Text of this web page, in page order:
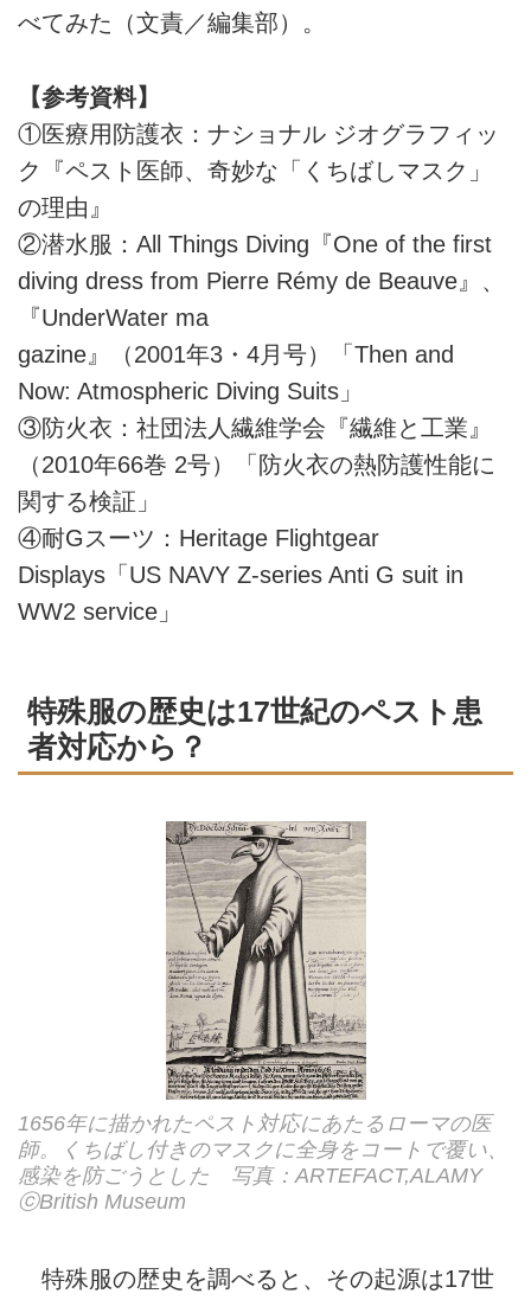
べてみた（文責／編集部）。
【参考資料】
①医療用防護衣：ナショナル ジオグラフィッ
ク『ペスト医師、奇妙な「くちばしマスク」
の理由』
②潜水服：All Things Diving『One of the first
diving dress from Pierre Rémy de Beauve』、
『UnderWater ma
gazine』（2001年3・4月号）「Then and
Now: Atmospheric Diving Suits」
③防火衣：社団法人繊維学会『繊維と工業』
（2010年66巻 2号）「防火衣の熱防護性能に
関する検証」
④耐Gスーツ：Heritage Flightgear
Displays「US NAVY Z-series Anti G suit in
WW2 service」
特殊服の歴史は17世紀のペスト患
者対応から？
1656年に描かれたペスト対応にあたるローマの医
師。くちばし付きのマスクに全身をコートで覆い、
感染を防ごうとした 写真：ARTEFACT,ALAMY
ⓒBritish Museum
特殊服の歴史を調べると、その起源は17世